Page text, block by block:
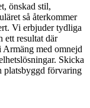
önskad stil,
så återkommer
Vi erbjuder tydliga
ett resultat där
med omnejd
Skicka
platsbyggd förvaring